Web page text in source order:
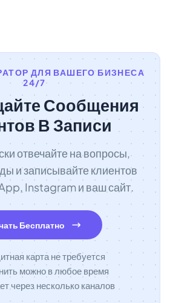
ДЛЯ ВАШЕГО БИЗНЕСА
24/7
Сообщения
В Записи
отвечайте на вопросы,
и записывайте клиентов
Instagram и ваш сайт.
Бесплатно
карта не требуется
можно в любое время
через несколько каналов